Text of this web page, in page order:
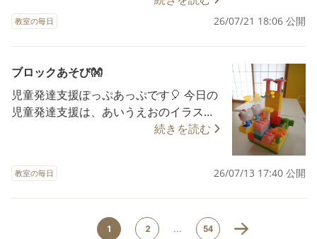
りぽっぷ小学校 ADHD 自閉症 自閉スペク
トラム症 発達障がいグレー 発達ゆっくり
くもくと泡が出来上がり嬉しそうなお友
だち😸 泡をすくって画用紙にのせ模様を
つけました🫧 きんぎょを貼って「きんぎ
ょがにげた」の製作が完成しました🔴👀
#放課後等デイサービス #放デイ #児発 #
児童発達支援 #療育 ぽっぷあっぷ 学びの
多様化 発達障害 発達支援 ろりぽっぷ学園
ろりぽっぷ保育園 ろりぽっぷこども園 ろ
トラム症 発達障がいグレー 発達ゆっくり
さん 福祉 仙台市
教室の毎日 26/07/21 18:06 公開
ブロックあそび👐
児童発達支援ぽっぷあっぷです🎈 今日の
児童発達支援は、あいうえおのイラス
ト、表情分けの絵カードとブロックあそ
隙間にブロックをはめたかったのですが
手に持っているブロックは大きくハマり
ません．．． こっちのブロックがいいん
じゃないかな？と渡すとぴったりハマり
ました！その後は、自分でハマりそうな
続きを読む
教室の毎日 26/07/13 17:40 公開
1 2 ... 54